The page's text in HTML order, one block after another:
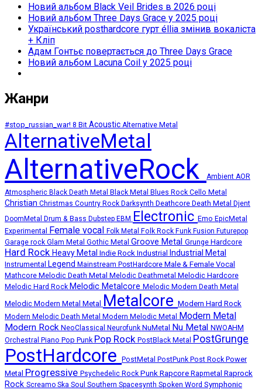
Новий альбом Black Veil Brides в 2026 році
Новий альбом Three Days Grace у 2025 році
Український posthardcore гурт éllia змінив вокаліста
+ Кліп
Адам Гонтьє повертається до Three Days Grace
Новий альбом Lacuna Coil у 2025 році
Жанри
#stop_russian_war! 8 Bit Acoustic Alternative Metal
AlternativeMetal
AlternativeRock Ambient AOR
Atmospheric Black Death Metal Black Metal Blues Rock Cello Metal
Christian Christmas Country Rock Darksynth Deathcore Death Metal
Djent
DoomMetal
Drum & Bass Dubstep EBM Electronic Emo EpicMetal
Experimental Female vocal Folk Metal Folk Rock Funk Fusion Futurepop
Garage rock Glam Metal Gothic Metal Groove Metal Grunge Hardcore
Hard Rock Heavy Metal Indie Rock Industrial Industrial Metal
Instrumental Legend Mainstream PostHardcore Male & Female Vocal
Mathcore Melodic Death Metal Melodic Deathmetal Melodic Hardcore
Melodic Hard Rock Melodic Metalcore Melodic Modern Death Metal
Melodic Modern Metal Metal Metalcore Modern Hard Rock
Modern Melodic Death Metal Modern Melodic Metal Modern Metal
Modern Rock NeoClassical Neurofunk NuMetal Nu Metal
NWOAHM
Orchestral
Piano Pop Punk Pop Rock PostBlack Metal PostGrunge
PostHardcore PostMetal PostPunk Post Rock Power
Metal Progressive Psychedelic Rock PunkRapcore Rapmetal Raprock
Rock Screamo Ska Soul Southern Spacesynth Spoken Word Symphonic